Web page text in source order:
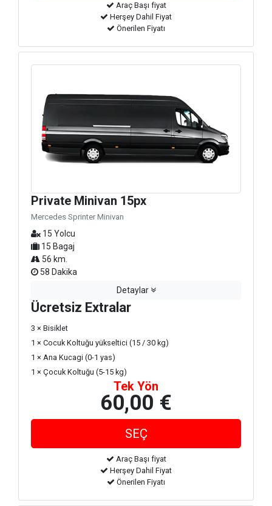
Araç Başı fiyat
Herşey Dahil Fiyat
Önerilen Fiyatı
Private Minivan 15px
Mercedes Sprinter Minivan
15 Yolcu
15 Bagaj
56 km.
58 Dakika
Detaylar
Ücretsiz Extralar
3 × Bisiklet
1 × Cocuk Koltuğu yükseltici (15 / 30 kg)
1 × Ana Kucagi (0-1 yas)
1 × Çocuk Koltuğu (5-15 kg)
Tek Yön
60,00 €
Araç Başı fiyat
Herşey Dahil Fiyat
Önerilen Fiyatı